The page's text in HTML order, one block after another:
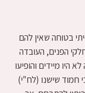
בטוחה שאין להם
הפנים, העובדה
היו מיידים והופיעו
חמוד שישנו (לח"י)